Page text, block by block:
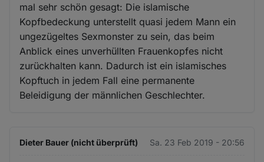
mal sehr schön gesagt: Die islamische
Kopfbedeckung unterstellt quasi jedem Mann ein
ungezügeltes Sexmonster zu sein, das beim
Anblick eines unverhüllten Frauenkopfes nicht
zurückhalten kann. Dadurch ist ein islamisches
Kopftuch in jedem Fall eine permanente
Beleidigung der männlichen Geschlechter.
Dieter Bauer (nicht überprüft) Sa. 23 Feb 2019 - 20:56